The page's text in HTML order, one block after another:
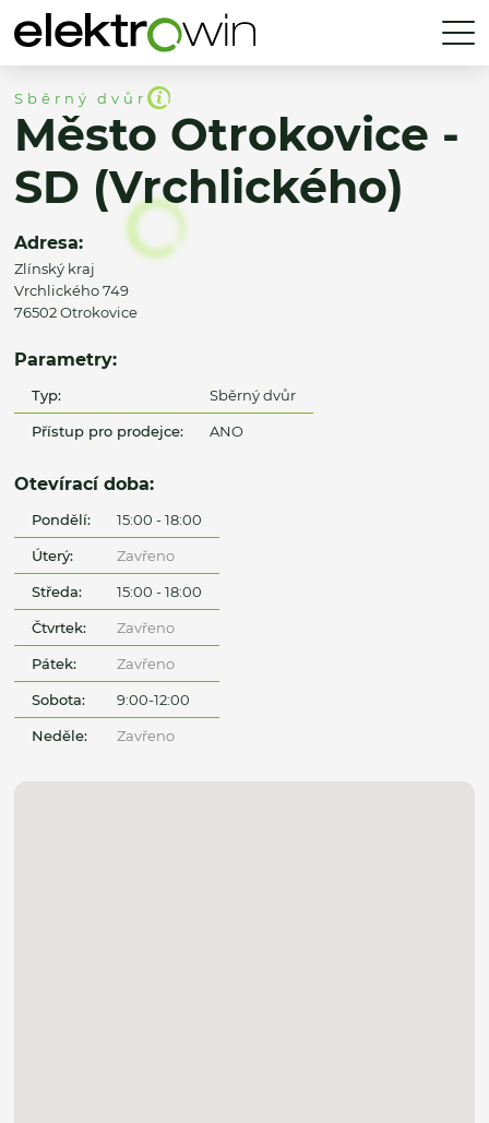
Sběrný dvůr
Město Otrokovice -
SD (Vrchlického)
Adresa:
Zlínský kraj
Vrchlického 749
76502 Otrokovice
Parametry:
Typ: Sběrný dvůr
Přístup pro prodejce: ANO
Otevírací doba:
Pondělí: 15:00 - 18:00
Úterý: Zavřeno
Středa: 15:00 - 18:00
Čtvrtek: Zavřeno
Pátek: Zavřeno
Sobota: 9:00-12:00
Neděle: Zavřeno